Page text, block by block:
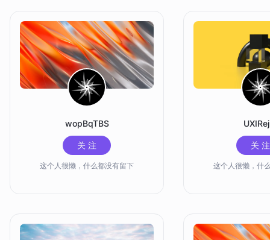
wopBqTBS
关 注
这个人很懒，什么都没有留下
关 注
这个人很懒，什